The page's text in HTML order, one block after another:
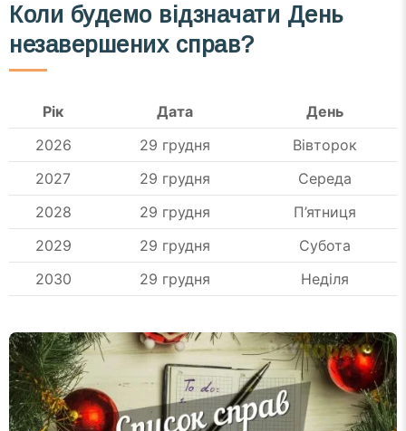
Коли будемо відзначати День
незавершених справ?
Рік Дата
День
2026
29 грудня
Вівторок
2027
29 грудня
Середа
2028
29 грудня
П’ятниця
2029
29 грудня
Субота
2030
29 грудня Неділя